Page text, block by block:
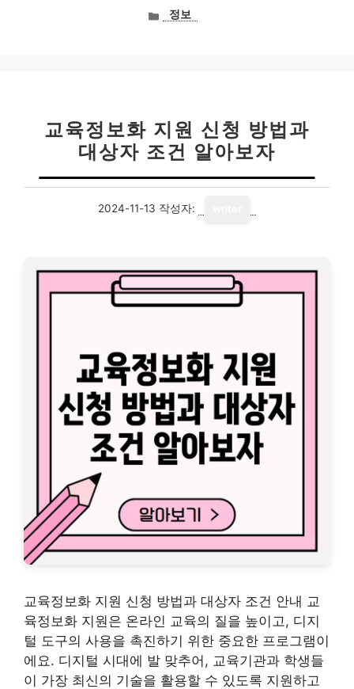
카정보
교육정보화 지원 신청 방법과
대상자 조건 알아보자
2024-11-13 작성자:
교육정보화 지원 신청 방법과 대상자 조건 안내 교
육정보화 지원은 온라인 교육의 질을 높이고, 디지
털 도구의 사용을 촉진하기 위한 중요한 프로그램이
에요. 디지털 시대에 발 맞추어, 교육기관과 학생들
이 가장 최신의 기술을 활용할 수 있도록 지원하고